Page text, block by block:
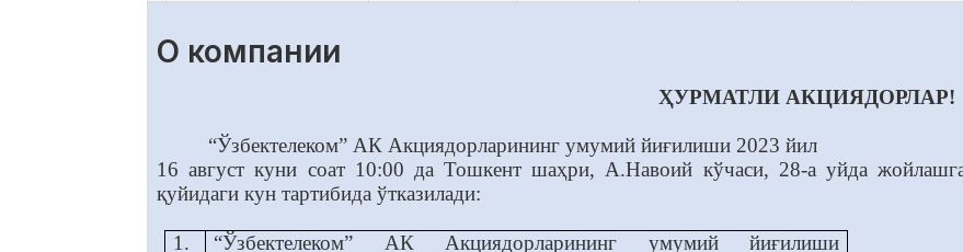
О компании
ҲУРМАТЛИ АКЦИЯДОРЛАР!
“Ўзбектелеком” АК Акциядорларининг умумий йиғилиши 2023 йил
16 август куни соат 10:00 да Тошкент шаҳри, А.Навоий кўчаси, 28-а уйда
қуйидаги кун тартибида ўтказилади:
1.
“Ўзбектелеком” АК Акциядорларининг умумий йиғилиши